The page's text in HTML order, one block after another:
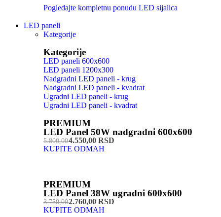
Pogledajte kompletnu ponudu LED sijalica
LED paneli
Kategorije
Kategorije
LED paneli 600x600
LED paneli 1200x300
Nadgradni LED paneli - krug
Nadgradni LED paneli - kvadrat
Ugradni LED paneli - krug
Ugradni LED paneli - kvadrat
PREMIUM
LED Panel 50W nadgradni 600x600
5.800,004.550,00 RSD
KUPITE ODMAH
PREMIUM
LED Panel 38W ugradni 600x600
3.750,002.760,00 RSD
KUPITE ODMAH